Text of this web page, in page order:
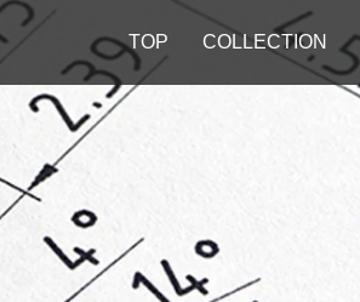
TOP COLLECTION